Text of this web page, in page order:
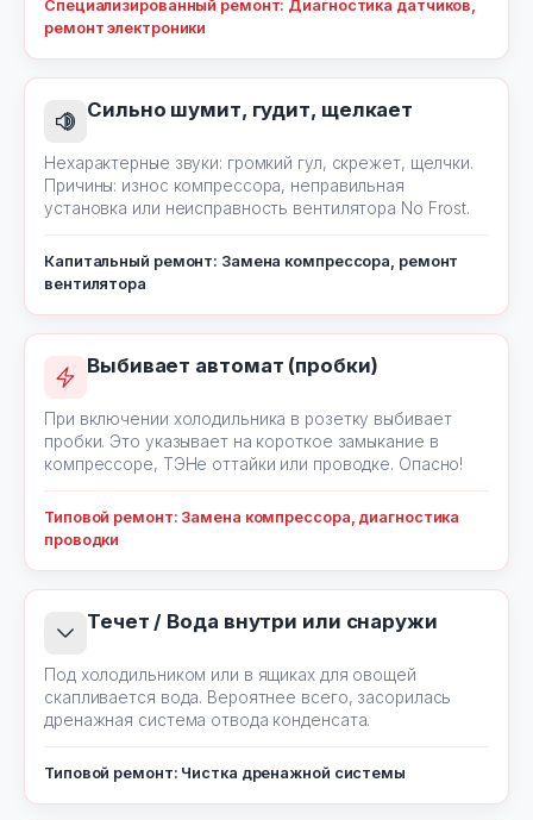
Специализированный ремонт: Диагностика датчиков,
ремонт электроники
Сильно шумит, гудит, щелкает
Нехарактерные звуки: громкий гул, скрежет, щелчки.
Причины: износ компрессора, неправильная
установка или неисправность вентилятора No Frost.
Капитальный ремонт: Замена компрессора, ремонт
вентилятора
Выбивает автомат (пробки)
При включении холодильника в розетку выбивает
пробки. Это указывает на короткое замыкание в
компрессоре, ТЭНе оттайки или проводке. Опасно!
Типовой ремонт: Замена компрессора, диагностика
проводки
Течет / Вода внутри или снаружи
Под холодильником или в ящиках для овощей
скапливается вода. Вероятнее всего, засорилась
дренажная система отвода конденсата.
Типовой ремонт: Чистка дренажной системы